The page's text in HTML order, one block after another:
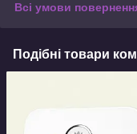
Всі умови
Подібні товари